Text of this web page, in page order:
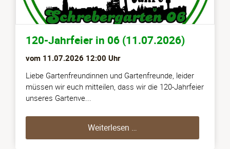
120-Jahrfeier in 06 (11.07.2026)
vom 11.07.2026 12:00 Uhr
Liebe Gartenfreundinnen und Gartenfreunde, leider
müssen wir euch mitteilen, dass wir die 120-Jahrfeier
unseres Gartenve...
Weiterlesen …